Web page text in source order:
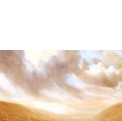
किया और इतिहास बदल दिया,
कहानियों में पढ़ा है। Exam
विषय: 1857 का स्वतंत्रता संग्राम
काव्यधारा (Hindi